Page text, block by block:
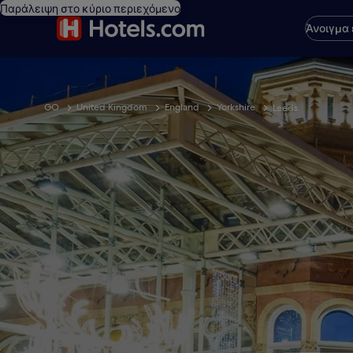
Παράλειψη στο κύριο περιεχόμενο
GO United Kingdom England Yorkshire Leeds